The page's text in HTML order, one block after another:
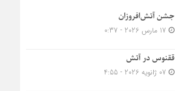
جشن آتش‌افروزان
ققنوس در آتش